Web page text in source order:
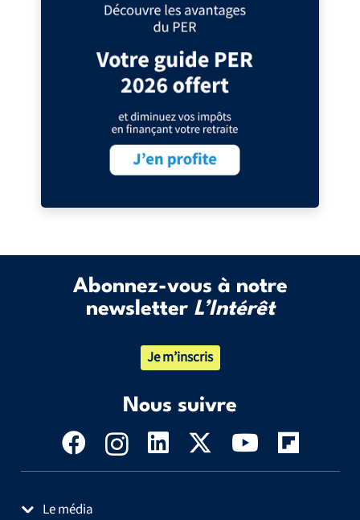
Abonnez-vous à notre
newsletter L’Intérêt
Je m’inscris
Nous suivre
Le média